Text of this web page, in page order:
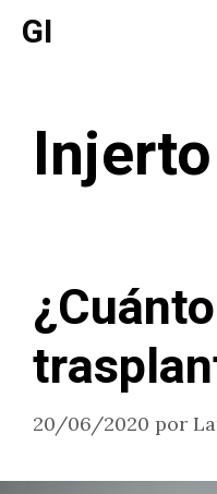
Saltar
GI
20/06/2020 por